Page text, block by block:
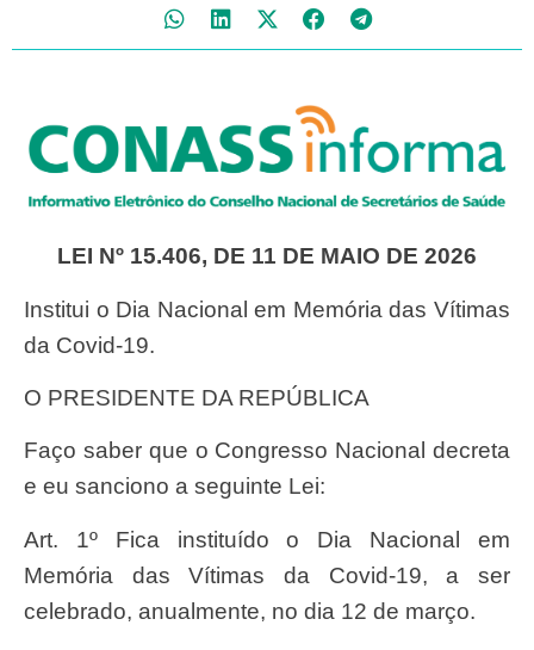
LEI Nº 15.406, DE 11 DE MAIO DE 2026
Institui o Dia Nacional em Memória das Vítimas
da Covid-19.
O PRESIDENTE DA REPÚBLICA
Faço saber que o Congresso Nacional decreta
e eu sanciono a seguinte Lei:
Art. 1º Fica instituído o Dia Nacional em
Memória das Vítimas da Covid-19, a ser
celebrado, anualmente, no dia 12 de março.